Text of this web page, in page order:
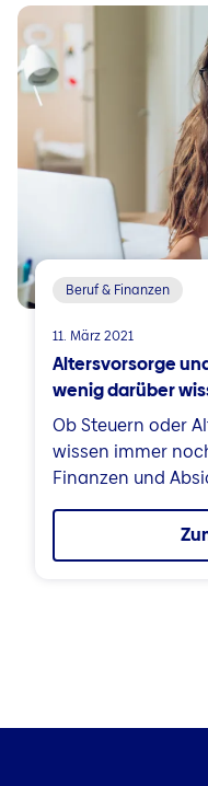
Beruf & Finanzen
11. März 2021
Altersvorsorge
wenig darüber
Ob Steuern oder
wissen immer
Finanzen und